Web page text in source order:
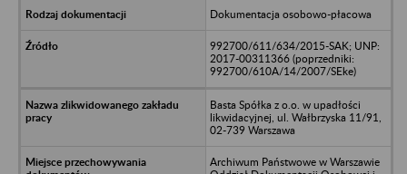
Dokumentacja osobowo-płacowa
992700/611/634/2015-SAK; UNP:
2017-00311366 (poprzedniki:
992700/610A/14/2007/SEke)
Basta Spółka z o.o. w upadłości
likwidacyjnej, ul. Wałbrzyska 11/91,
02-739 Warszawa
Archiwum Państwowe w Warszawie